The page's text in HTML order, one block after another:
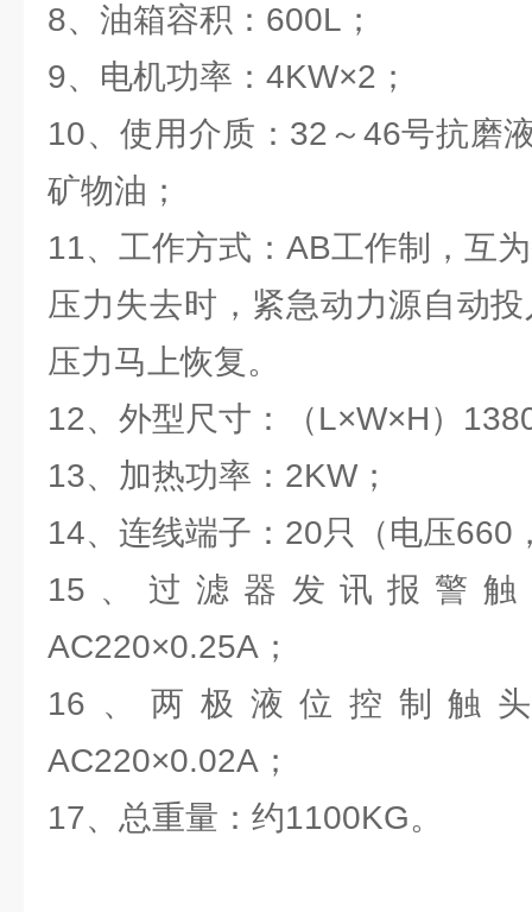
8、油箱容积：600L；
9、电机功率：4KW×2；
10、使用介质：32～46号抗磨
矿物油；
11、工作方式：AB工作制，互
压力失去时，紧急动力源自动
压力马上恢复。
12、外型尺寸：（L×W×H）
13、加热功率：2KW；
14、连线端子：20只（电压660
15、过滤器发讯报警触
AC220×0.25A；
16、两极液位控制触头
AC220×0.02A；
17、总重量：约1100KG。